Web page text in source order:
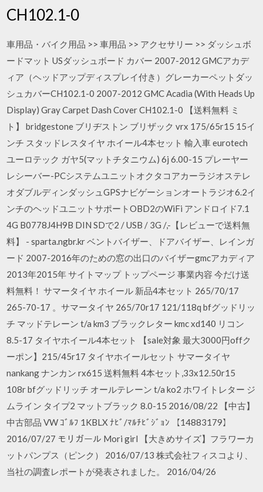
CH102.1-0
車用品・バイク用品 >> 車用品 >> アクセサリー >> ダッシュボ
ードマット USダッシュボード カバー 2007-2012 GMCアカデ
ィア（ヘッドアップディスプレイ付き）グレーカーペットダッ
シュカバーCH102.1-0 2007-2012 GMC Acadia (With Heads Up
Display) Gray Carpet Dash Cover CH102.1-0 【送料無料 ミ
ト】 bridgestone ブリヂストン ブリザック vrx 175/65r15 15イ
ンチ スタッドレスタイヤ ホイール4本セット 輸入車 eurotech
ユーロテック ガヤ5(マットチタニウム) 6j 6.00-15 プレーヤー
レシーバー-PCシステムユニットオクタコアカーラジオステレ
オダブルディンダッシュGPSナビゲーションオートラジオ6.2イ
ンチのヘッドユニットサポートOBD2のWiFi アンドロイド7.1
4G B0778J4H9B DIN SDで2 / USB / 3G /,-【レビューで送料無
料】 - sparta.ngbr.kr ベントバイザー、ドアバイザー、レインガ
ード 2007-2016年のための窓の出口のバイザーgmcアカディア
2013年2015年 サイトマップ トップページ 事業内容 今だけ送
料無料！ サマータイヤ ホイール 新品4本セット 265/70/17
265-70-17 。サマータイヤ 265/70r17 121/118q bfグッドリッ
チ マッドテレーン t/a km3 ブラックレター kmc xd140 リコン
8.5-17 タイヤホイール4本セット 【sale対象 最大3000円offク
ーポン】215/45r17 タイヤホイールセット サマータイヤ
nankang ナンカン rx615 送料無料 4本セット,33x12.50r15
108r bfグッドリッチ オールテレーン t/a ko2 ホワイトレター ジ
ムライン タイプ2 マットブラック 8.0-15 2016/08/22 【中古】
中古部品 VW ｺﾞﾙﾌ 1KBLX ﾅﾋﾞ/ﾏﾙﾁﾋﾞｼﾞｮﾝ 【14883179】
2016/07/27 モリガール Mori girl 【大きめサイズ】フラワーカ
ットパンプス（ピンク） 2016/07/13 株式会社フィスコより、
当社の調査レポートが発表されました。 2016/04/26